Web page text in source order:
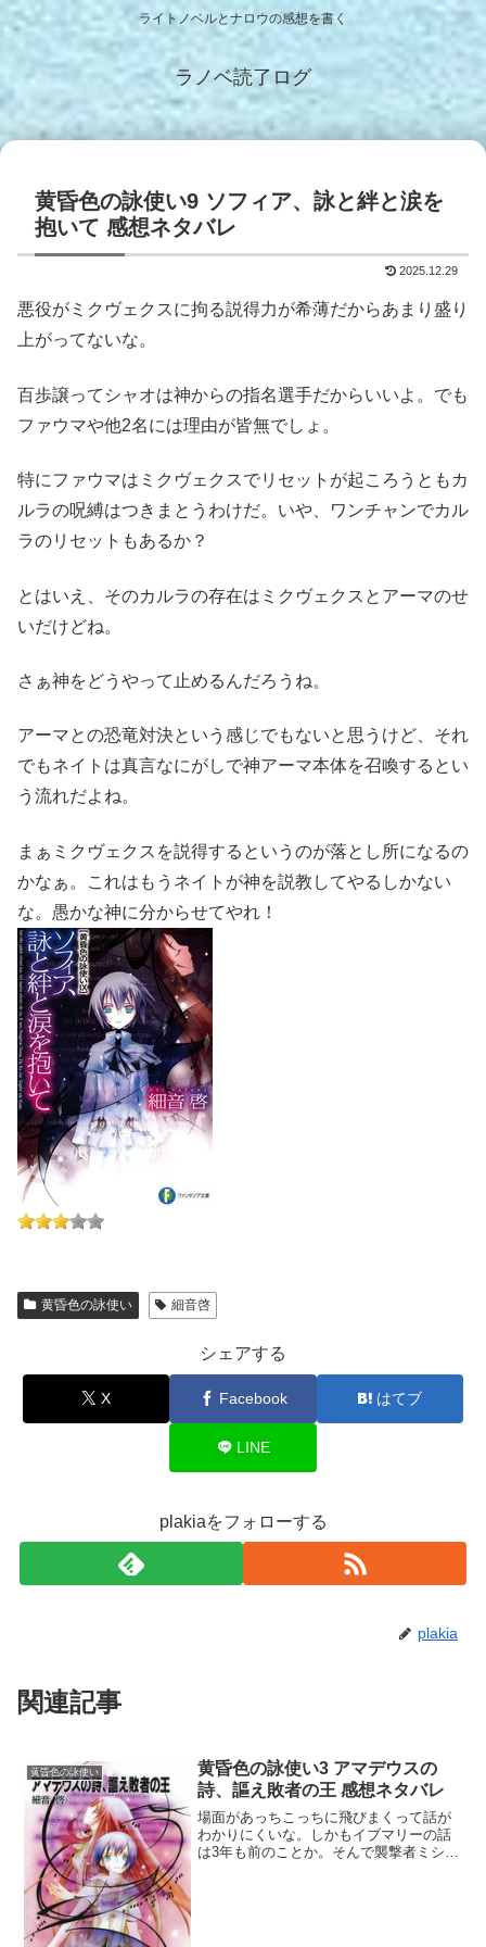
ライトノベルとナロウの感想を書く
ラノベ読了ログ
黄昏色の詠使い9 ソフィア、詠と絆と涙を
抱いて 感想ネタバレ
2025.12.29
悪役がミクヴェクスに拘る説得力が希薄だからあまり盛り
上がってないな。
百歩譲ってシャオは神からの指名選手だからいいよ。でも
ファウマや他2名には理由が皆無でしょ。
特にファウマはミクヴェクスでリセットが起ころうともカ
ルラの呪縛はつきまとうわけだ。いや、ワンチャンでカル
ラのリセットもあるか？
とはいえ、そのカルラの存在はミクヴェクスとアーマのせ
いだけどね。
さぁ神をどうやって止めるんだろうね。
アーマとの恐竜対決という感じでもないと思うけど、それ
でもネイトは真言なにがしで神アーマ本体を召喚するとい
う流れだよね。
まぁミクヴェクスを説得するというのが落とし所になるの
かなぁ。これはもうネイトが神を説教してやるしかない
な。愚かな神に分からせてやれ！
黄昏色の詠使い 細音啓
シェアする
X Facebook はてブ
LINE
plakiaをフォローする
plakia
関連記事
黄昏色の詠使い
黄昏色の詠使い3 アマデウスの
詩、謳え敗者の王 感想ネタバレ
場面があっちこっちに飛びまくって話が
わかりにくいな。しかもイブマリーの話
は3年も前のことか。そんで襲撃者ミシュ